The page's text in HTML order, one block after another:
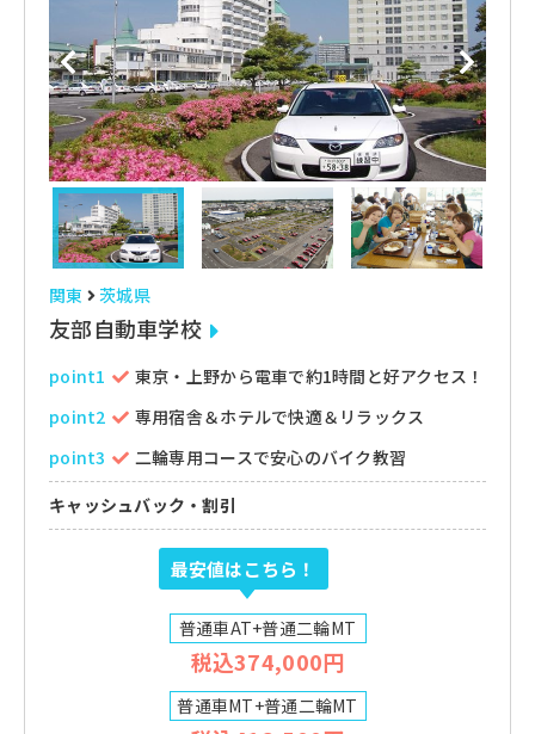
関東 茨城県
友部自動車学校
point1
東京・上野から電車で約1時間と好アクセス！
point2
専用宿舎＆ホテルで快適＆リラックス
point3
二輪専用コースで安心のバイク教習
キャッシュバック・割引
最安値はこちら！
普通車AT+普通二輪MT
税込374,000円
普通車MT+普通二輪MT